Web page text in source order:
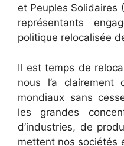
et Peuples Solidaires
représentants
politique relocalisée
Il est temps de
nous l’a clairement
mondiaux sans
les grandes
d’industries, de
mettent nos sociétés